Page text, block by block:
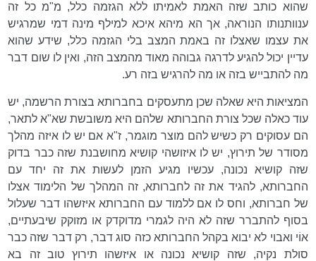
שהוא כותב שזה האמת לאמיתו ללא הגזמה כלל, מ"מ כל זה
ענוותנותו הנוראה, אך הא מיהא איכא למילף מינה דמי שמרגיש
את עצמו שאצלו זה באמת המצב בלי הגזמה כלל, שידע שהוא
עדיין יכול להגיע לדרגה גבוהה מאוד מהמצב הזה, ואין לו שום דבר
מה להתבייש בזה או מה להרגיש בזה רע.
המציאות היא שאלה שכן מתעסקים בחברותא בצורת הרשמה, יש
עוד כאלה שכל צורת החברותא שלהם היא משובשת שא"א לתאר,
הם עסוקים רק כשיש להם מוצר מוגמר, ז"א אם יש לו איזה מהלך
מסודר של תירוץ, יש לו איזושהי קושיא מחושבנת שזה כבר בדוק
שזה קושיא נכונה, עכשיו מגיע הזמן לעשות את זה יחד עם
החברותא, להגיד את זה לחברותא, זה המהלך של הלימוד אצלו
של חברותא, וחס לו אם ללמוד עם החברותא איזשהו דבר שעלול
בסוף להתברר שזה לא היה לגמרי מדוקדק או מזוקק שיבעתיים,
אוֹי ואבוי לא יבוא בקהל החברותא כזה סוג דבר, רק דבר שזה כבר
סולת נקיה, שזה קושיא נכונה או איזשהו תירוץ טוב זה בא